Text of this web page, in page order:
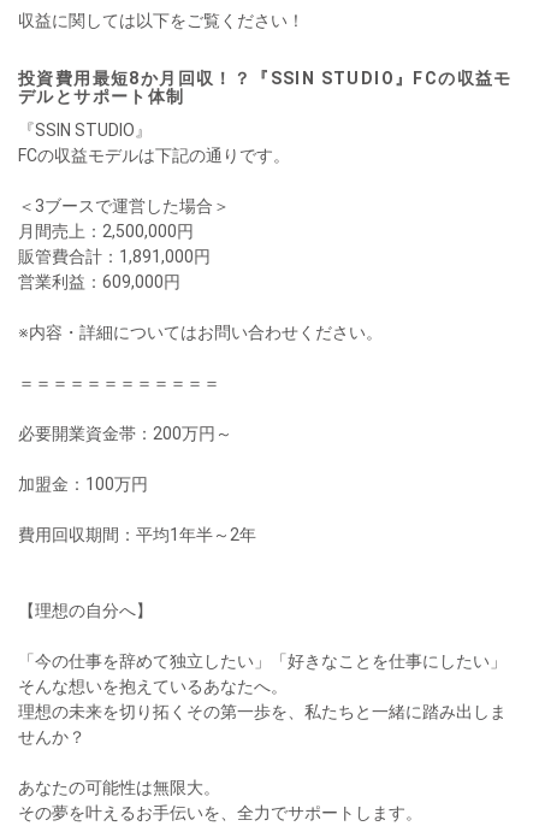
収益に関しては以下をご覧ください！
投資費用最短8か月回収！？『SSIN STUDIO』FCの収益モ
デルとサポート体制
『SSIN STUDIO』
FCの収益モデルは下記の通りです。
＜3ブースで運営した場合＞
月間売上：2,500,000円
販管費合計：1,891,000円
営業利益：609,000円
※内容・詳細についてはお問い合わせください。
＝＝＝＝＝＝＝＝＝＝＝＝
必要開業資金帯：200万円～
加盟金：100万円
費用回収期間：平均1年半～2年
【理想の自分へ】
「今の仕事を辞めて独立したい」「好きなことを仕事にしたい」
そんな想いを抱えているあなたへ。
理想の未来を切り拓くその第一歩を、私たちと一緒に踏み出しま
せんか？
あなたの可能性は無限大。
その夢を叶えるお手伝いを、全力でサポートします。